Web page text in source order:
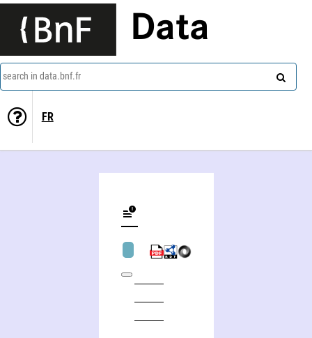
Data
search in data.bnf.fr
FR